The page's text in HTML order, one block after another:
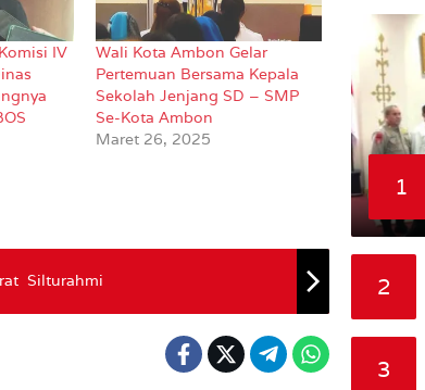
IV
Wali Kota Ambon Gelar
Pertemuan Bersama Kepala
Sekolah Jenjang SD – SMP
Se-Kota Ambon
Maret 26, 2025
Silturahmi
1
2
3